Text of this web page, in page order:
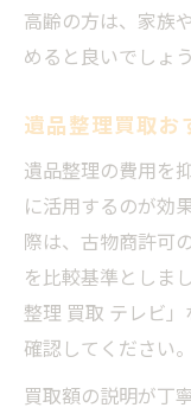
高齢の方は、家族
めると良いでしょう
遺品整理買取お
遺品整理の費用を
に活用するのが効
際は、古物商許可
を比較基準としま
整理 買取 テレビ
確認してください。
買取額の説明が丁